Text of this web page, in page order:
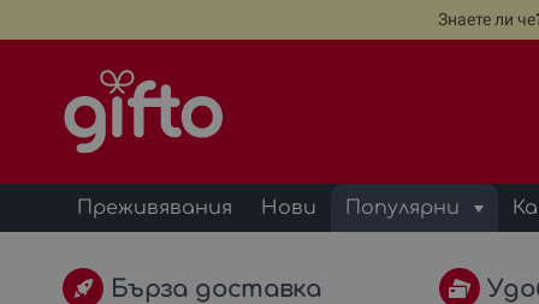
Знаете ли
Преживявания Нови Популярни
Бърза доставка